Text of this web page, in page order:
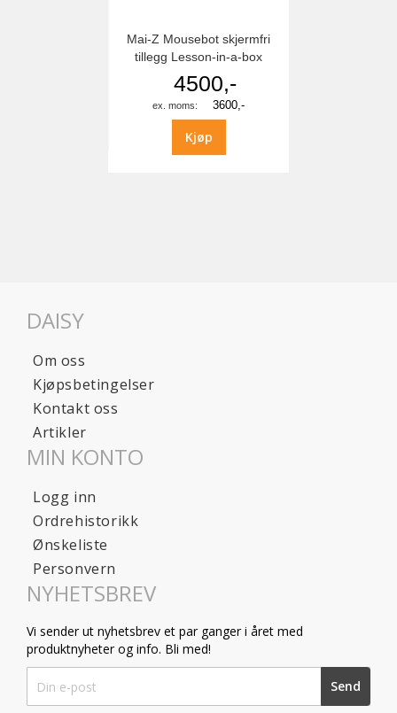
Mai-Z Mousebot skjermfri
tillegg Lesson-in-a-box
4500,-
3600,-
Kjøp
DAISY
Om oss
Kjøpsbetingelser
Kontakt oss
Artikler
MIN KONTO
Logg inn
Ordrehistorikk
Ønskeliste
Personvern
NYHETSBREV
Vi sender ut nyhetsbrev et par ganger i året med
produktnyheter og info. Bli med!
Up
Send